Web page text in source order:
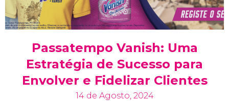
Passatempo Vanish: Uma
Estratégia de Sucesso para
Envolver e Fidelizar Clientes
14 de Agosto, 2024